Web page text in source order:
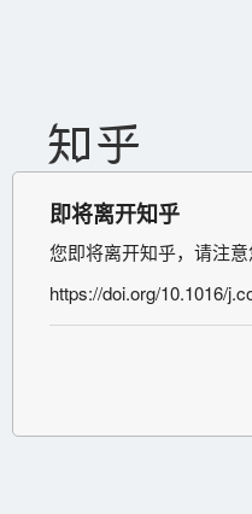
即将离开知乎
您即将离开知乎，请注意
https://doi.org/10.1016/